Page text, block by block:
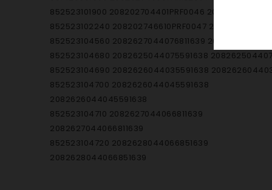
852523101900 208202704401PRF0046
852523102240 208202746610PRF0047
852523104560 2082627044076811639
852523104680 2082625044075591638
852523104690 2082626044035591638
852523104700 2082626044045591638
2082626044045591638
852523104710 2082627044066811639
2082627044066811639
852523104720 2082628044066851639
2082628044066851639